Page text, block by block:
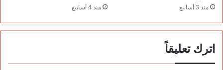
منذ 3 أسابيع منذ 4 أسابيع
اترك تعليقاً